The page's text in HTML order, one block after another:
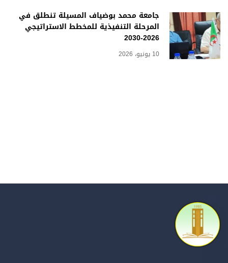
جامعة محمد بوضياف المسيلة تنطلق في
المرحلة التنفيذية للمخطط الاستراتيجي
2026-2030
10 يونيو، 2026